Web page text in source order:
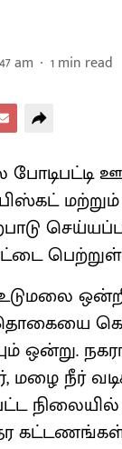
am 1min read
மற்றும்
உடுமலை
ஒன்று.
மழை நீர்
நிலையில்